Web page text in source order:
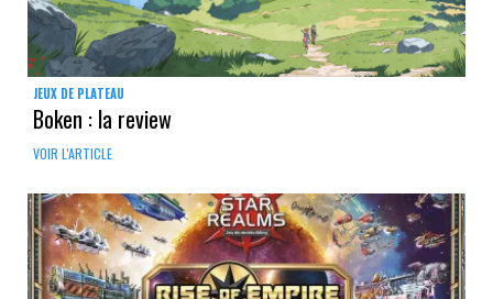
JEUX DE PLATEAU
Boken : la review
VOIR L'ARTICLE